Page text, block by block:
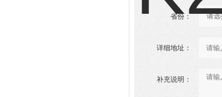
省份：
详细地址：
补充说明：